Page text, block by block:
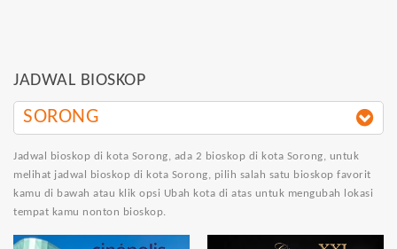
JADWAL BIOSKOP
SORONG
Jadwal bioskop di kota Sorong, ada 2 bioskop di kota Sorong, untuk
melihat jadwal bioskop di kota Sorong, pilih salah satu bioskop favorit
kamu di bawah atau klik opsi Ubah kota di atas untuk mengubah lokasi
tempat kamu nonton bioskop.